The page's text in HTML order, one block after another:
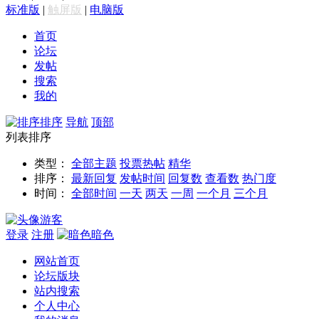
标准版 | 触屏版 | 电脑版
首页
论坛
发帖
搜索
我的
排序 导航 顶部
列表排序
类型： 全部主题 投票热帖 精华
排序：
最新回复 发帖时间 回复数 查看数 热门度
时间：
全部时间 一天 两天 一周 一个月 三个月
游客
登录 注册 暗色
网站首页
论坛版块
站内搜索
个人中心